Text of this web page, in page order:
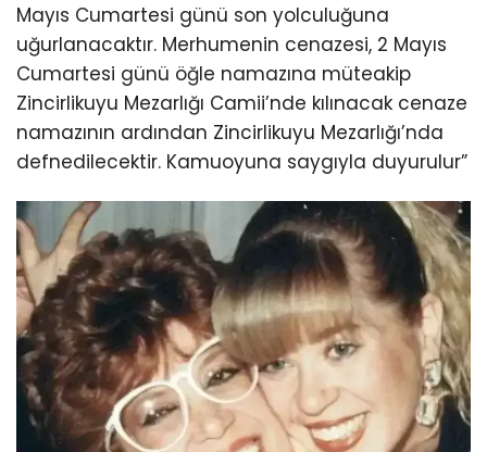
Mayıs Cumartesi günü son yolculuğuna
uğurlanacaktır. Merhumenin cenazesi, 2 Mayıs
Cumartesi günü öğle namazına müteakip
Zincirlikuyu Mezarlığı Camii’nde kılınacak cenaze
namazının ardından Zincirlikuyu Mezarlığı’nda
defnedilecektir. Kamuoyuna saygıyla duyurulur”